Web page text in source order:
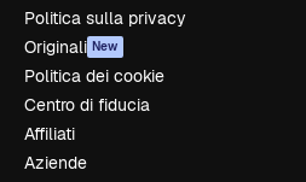
Politica sulla privacy
Originali New
Politica dei cookie
Centro di fiducia
Affiliati
Aziende